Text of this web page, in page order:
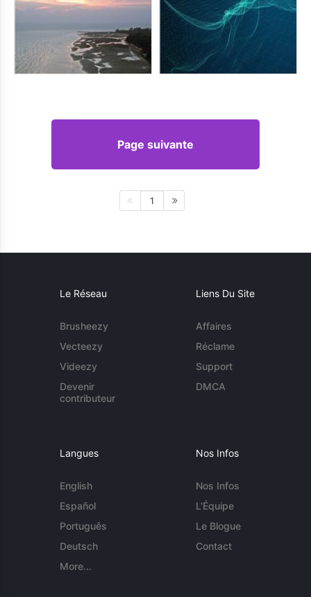
Page suivante
1
Le Réseau
Brusheezy
Vecteezy
Videezy
Devenir
contributeur
Liens Du Site
Affaires
Réclame
Support
DMCA
Langues
English
Español
Português
Deutsch
More...
Nos Infos
Nos Infos
L'Équipe
Le Blogue
Contact